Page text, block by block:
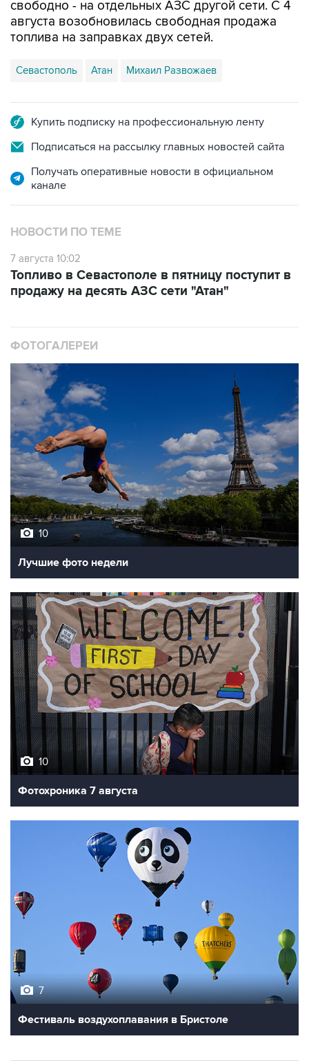
топлива на заправках двух сетей.
Севастополь Атан Михаил Развожаев
Подписаться на рассылку главных новостей сайта
Получать оперативные новости в официальном
НОВОСТИ ПО ТЕМЕ
7 августа 10:02
продажу на десять АЗС сети "Атан"
10
Лучшие фото недели
10
Фотохроника 7 августа
Фестиваль воздухоплавания в Бристоле